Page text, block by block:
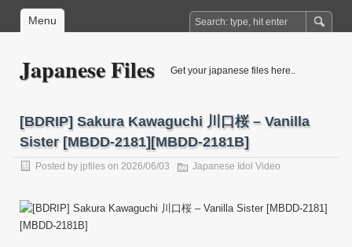
Menu
Japanese Files Get your japanese files here..
[BDRIP] Sakura Kawaguchi 川口桜 – Vanilla
Sister [MBDD-2181][MBDD-2181B]
Posted by jpfiles on 2026/06/03 Japanese Idol Video